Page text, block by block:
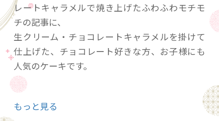
レートキャラメルで焼き上げたふわふわモチモ
チの記事に、
生クリーム・チョコレートキャラメルを掛けて
仕上げた、チョコレート好きな方、お子様にも
人気のケーキです。
サイズは、10㎝（４号サイズ）または14㎝（５
号サイズ）のどちらかをお選びください。
もっと見る